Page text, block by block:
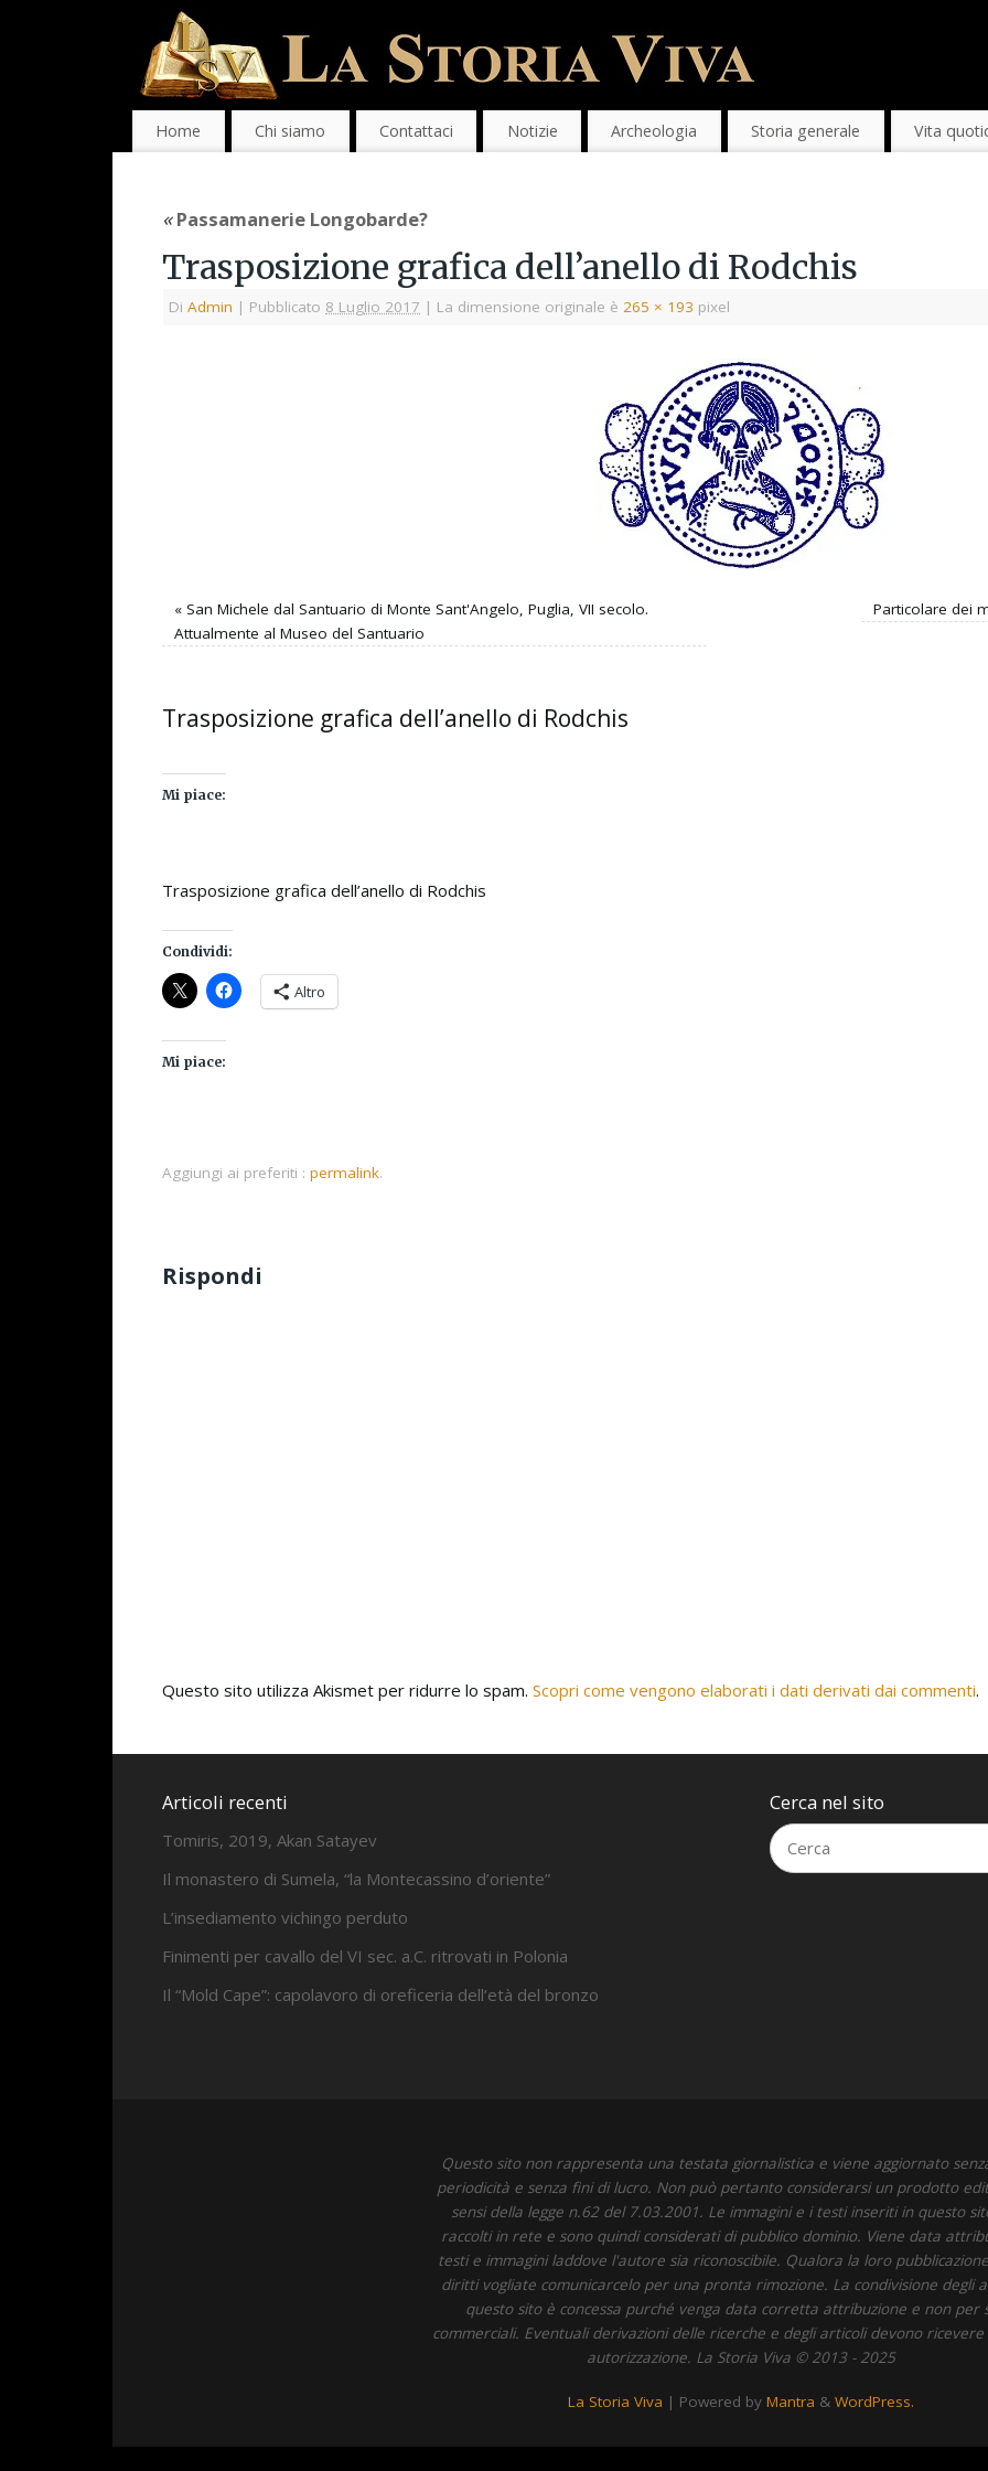
Home Chi siamo Contattaci Notizie Archeologia Storia generale Vita
«Passamanerie Longobarde?
Trasposizione grafica dell’anello di Rodchis
Di Admin | Pubblicato 8 Luglio 2017 | La dimensione originale è 265 × 193 pixel
« San Michele dal Santuario di Monte Sant'Angelo, Puglia, VII secolo.
Attualmente al Museo del Santuario
Particolare dei
Trasposizione grafica dell’anello di Rodchis
Mi piace:
Trasposizione grafica dell’anello di Rodchis
Condividi:
Altro
Mi piace:
Aggiungi ai preferiti : permalink.
Rispondi
Questo sito utilizza Akismet per ridurre lo spam. Scopri come vengono elaborati i dati derivati dai commenti.
Articoli recenti
Tomiris, 2019, Akan Satayev
Il monastero di Sumela, “la Montecassino d’oriente”
L’insediamento vichingo perduto
Finimenti per cavallo del VI sec. a.C. ritrovati in Polonia
Il “Mold Cape”: capolavoro di oreficeria dell’età del bronzo
Cerca nel sito
Questo sito non rappresenta una testata giornalistica e viene aggiornato
periodicità e senza fini di lucro. Non può pertanto considerarsi un prodotto
sensi della legge n.62 del 7.03.2001. Le immagini e i testi inseriti in questo
raccolti in rete e sono quindi considerati di pubblico dominio. Viene data
testi e immagini laddove l'autore sia riconoscibile. Qualora la loro
diritti vogliate comunicarcelo per una pronta rimozione. La condivisione degli
questo sito è concessa purché venga data corretta attribuzione e non per
commerciali. Eventuali derivazioni delle ricerche e degli articoli devono
autorizzazione. La Storia Viva © 2013 - 2025
La Storia Viva | Powered by Mantra & WordPress.